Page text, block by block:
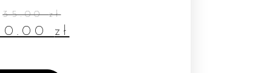
35.00zł
zł